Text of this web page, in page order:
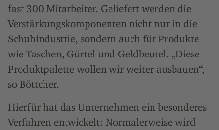
fast 300 Mitarbeiter. Geliefert werden die
Verstärkungskomponenten nicht nur in die
Schuhindustrie, sondern auch für Produkte
wie Taschen, Gürtel und Geldbeutel. „Diese
Produktpalette wollen wir weiter ausbauen“,
so Böttcher.
Hierfür hat das Unternehmen ein besonderes
Verfahren entwickelt: Normalerweise wird